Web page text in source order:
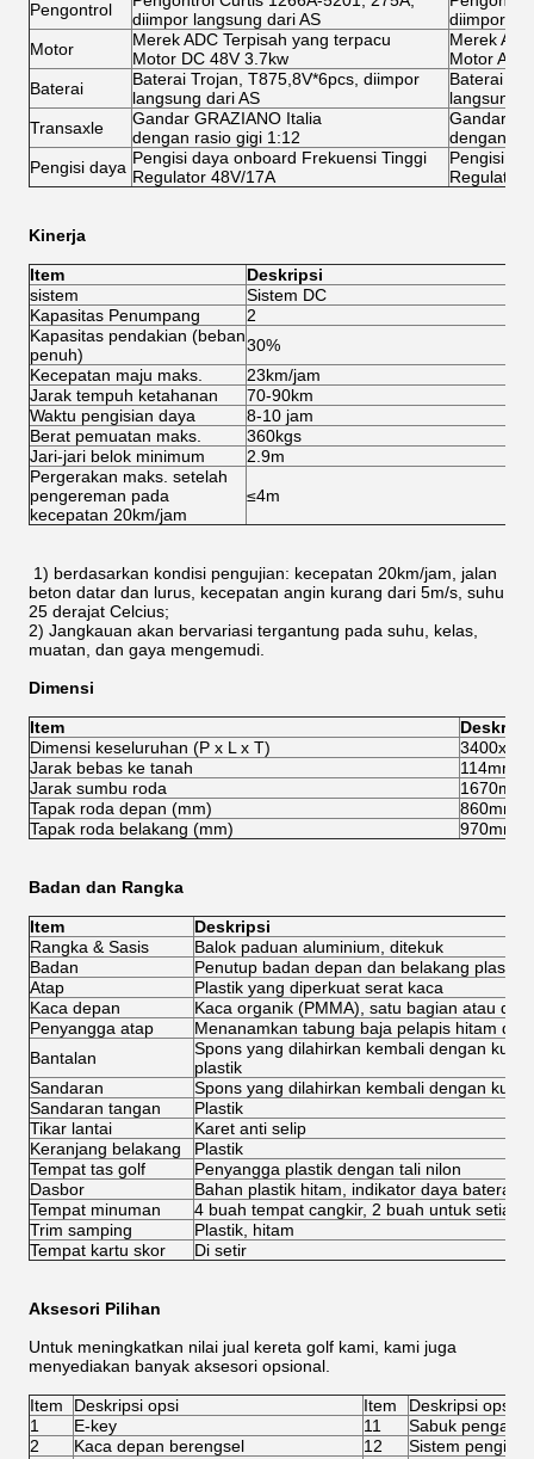
Pengontrol
diimpor langsung dari AS
diimpor
Motor
Merek ADC Terpisah yang terpacu
Motor DC 48V 3.7kw
Merek
Motor AC
Baterai
Baterai Trojan, T875,8V*6pcs, diimpor
langsung dari AS
Baterai
langsung
Transaxle
Gandar GRAZIANO Italia
dengan rasio gigi 1:12
Gandar
dengan
Pengisi daya Pengisi daya onboard Frekuensi Tinggi
Regulator 48V/17A
Pengisi
Regulator
Kinerja
Item
Deskripsi
sistem
Sistem DC
Kapasitas Penumpang
2
Kapasitas pendakian (beban
penuh)
30%
Kecepatan maju maks.
23km/jam
Jarak tempuh ketahanan
70-90km
Waktu pengisian daya
8-10 jam
Berat pemuatan maks.
360kgs
Jari-jari belok minimum
2.9m
Pergerakan maks. setelah
pengereman pada
kecepatan 20km/jam
≤4m
1) berdasarkan kondisi pengujian: kecepatan 20km/jam, jalan
beton datar dan lurus, kecepatan angin kurang dari 5m/s, suhu
25 derajat Celcius;
2) Jangkauan akan bervariasi tergantung pada suhu, kelas,
muatan, dan gaya mengemudi.
Dimensi
Item
Dimensi keseluruhan (P x L x T)
Jarak bebas ke tanah
114mm
Jarak sumbu roda
1670mm
Tapak roda depan (mm)
860mm
Tapak roda belakang (mm)
970mm
Badan dan Rangka
Item
Deskripsi
Rangka & Sasis
Balok paduan aluminium, ditekuk
Badan
Penutup badan depan dan belakang plastik
Atap
Plastik yang diperkuat serat kaca
Kaca depan
Kaca organik (PMMA), satu bagian atau dua
Penyangga atap
Menanamkan tabung baja pelapis hitam di
Bantalan
Spons yang dilahirkan kembali dengan kulit
plastik
Sandaran
Spons yang dilahirkan kembali dengan kulit
Sandaran tangan
Plastik
Tikar lantai
Karet anti selip
Keranjang belakang
Plastik
Tempat tas golf
Penyangga plastik dengan tali nilon
Dasbor
Bahan plastik hitam, indikator daya baterai,
Tempat minuman
4 buah tempat cangkir, 2 buah untuk setiap
Trim samping
Plastik, hitam
Tempat kartu skor
Di setir
Aksesori Pilihan
Untuk meningkatkan nilai jual kereta golf kami, kami juga
menyediakan banyak aksesori opsional.
Item Deskripsi opsi Item
Deskripsi opsi
1
E-key 11
Sabuk
2
Kaca depan berengsel 12
Sistem